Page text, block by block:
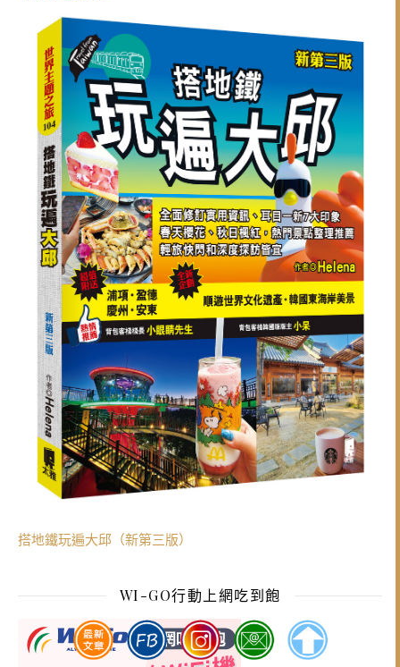
搭地鐵玩遍大邱（新第三版）
WI-GO行動上網吃到飽